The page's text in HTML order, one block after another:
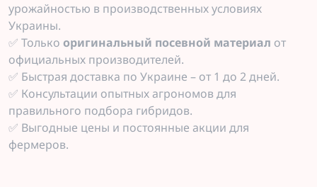
урожайностью в производственных условиях
Украины.
✅ Только оригинальный посевной материал от
официальных производителей.
✅ Быстрая доставка по Украине – от 1 до 2 дней.
✅ Консультации опытных агрономов для
правильного подбора гибридов.
✅ Выгодные цены и постоянные акции для
фермеров.